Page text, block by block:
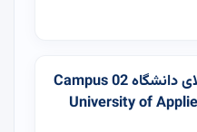
حداقل معدل و زبان برای اپلای دانشگاه Campus 02
University of